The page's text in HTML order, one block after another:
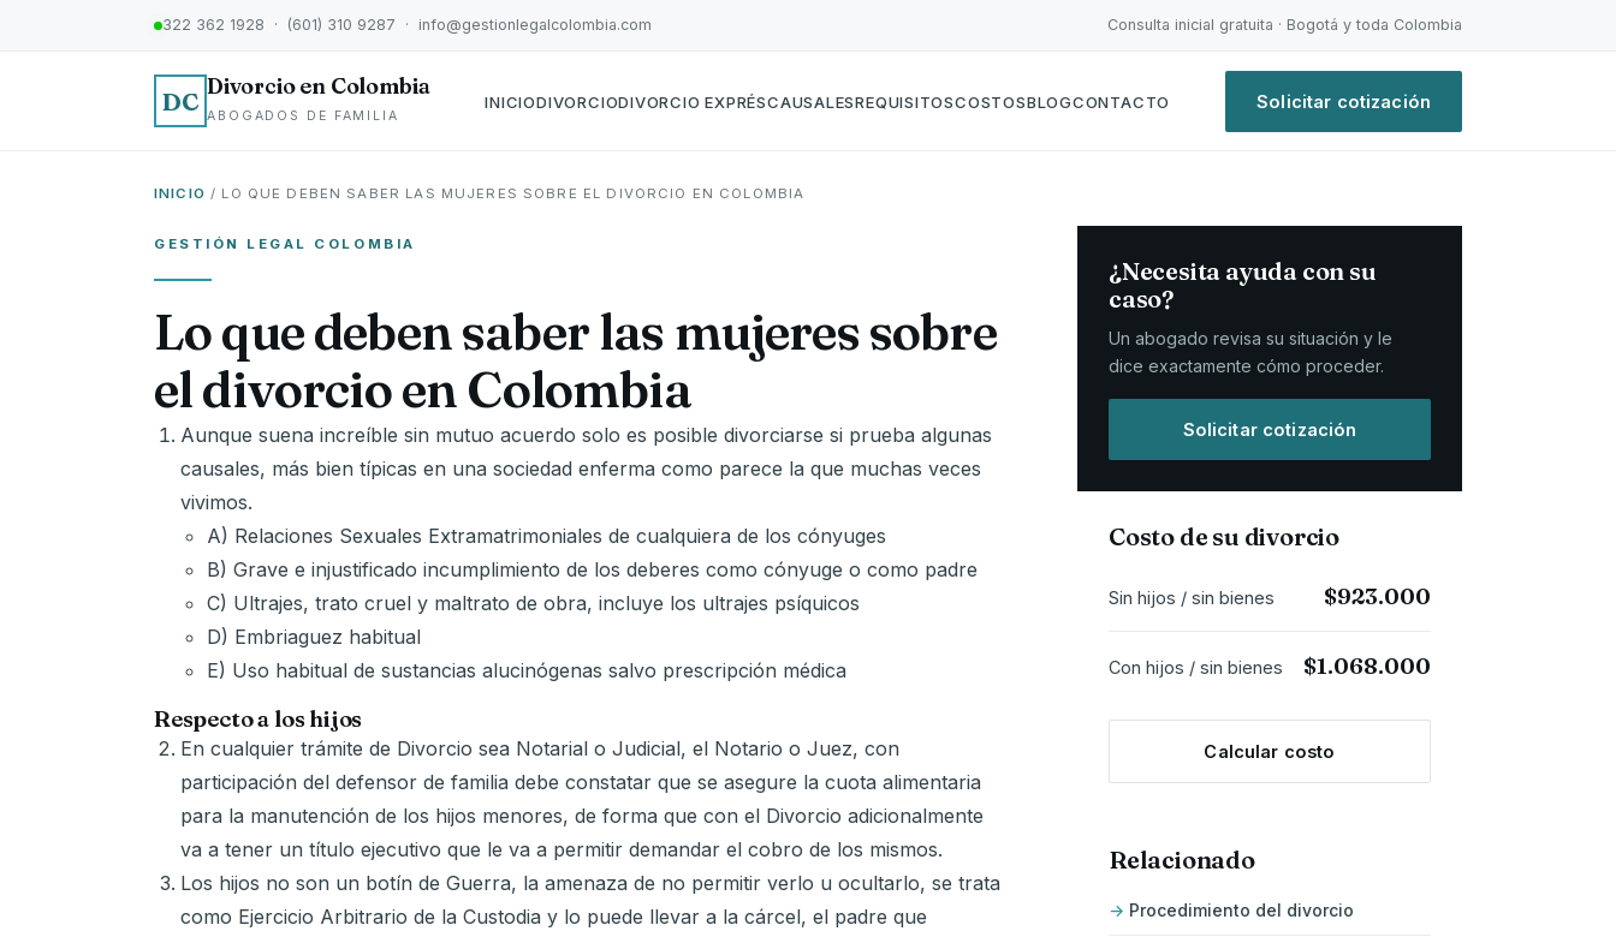
322 362 1928 · (601) 310 9287 · info@gestionlegalcolombia.com Consulta inicial gratuita · Bogotá y toda Colombia
DC
Divorcio en Colombia
ABOGADOS DE FAMILIA
INICIODIVORCIODIVORCIO EXPRÉSCAUSALESREQUISITOSCOSTOSBLOGCONTACTO Solicitar cotización
INICIO / LO QUE DEBEN SABER LAS MUJERES SOBRE EL DIVORCIO EN COLOMBIA
GESTIÓN LEGAL COLOMBIA
Lo que deben saber las mujeres sobre
el divorcio en Colombia
Aunque suena increíble sin mutuo acuerdo solo es posible divorciarse si prueba algunas
causales, más bien típicas en una sociedad enferma como parece la que muchas veces
vivimos.
A) Relaciones Sexuales Extramatrimoniales de cualquiera de los cónyuges
B) Grave e injustificado incumplimiento de los deberes como cónyuge o como padre
C) Ultrajes, trato cruel y maltrato de obra, incluye los ultrajes psíquicos
D) Embriaguez habitual
E) Uso habitual de sustancias alucinógenas salvo prescripción médica
Respecto a los hijos
En cualquier trámite de Divorcio sea Notarial o Judicial, el Notario o Juez, con
participación del defensor de familia debe constatar que se asegure la cuota alimentaria
para la manutención de los hijos menores, de forma que con el Divorcio adicionalmente
va a tener un título ejecutivo que le va a permitir demandar el cobro de los mismos.
Los hijos no son un botín de Guerra, la amenaza de no permitir verlo u ocultarlo, se trata
como Ejercicio Arbitrario de la Custodia y lo puede llevar a la cárcel, el padre que
¿Necesita ayuda con su
caso?
Un abogado revisa su situación y le
dice exactamente cómo proceder.
Solicitar cotización
Costo de su divorcio
Sin hijos / sin bienes $923.000
Con hijos / sin bienes $1.068.000
Calcular costo
Relacionado
Procedimiento del divorcio